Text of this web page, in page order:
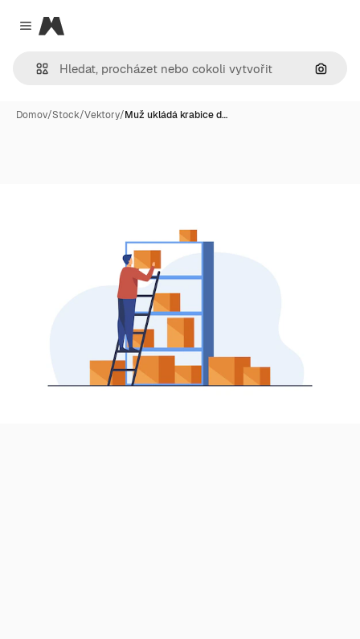
Close menu
Magnific
Hledat
Domov/Stock/Vektory/Muž ukládá krabice d…